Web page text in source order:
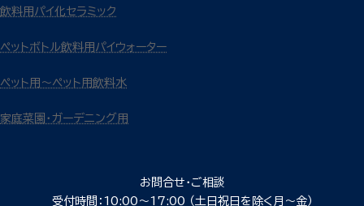
飲料用パイ化セラミック
ペットボトル飲料用パイウォーター
ペット用～ペット用飲料水
家庭菜園・ガーデニング用
お問合せ・ご相談
受付時間：10:00〜17:00 （土日祝日を除く月〜金）